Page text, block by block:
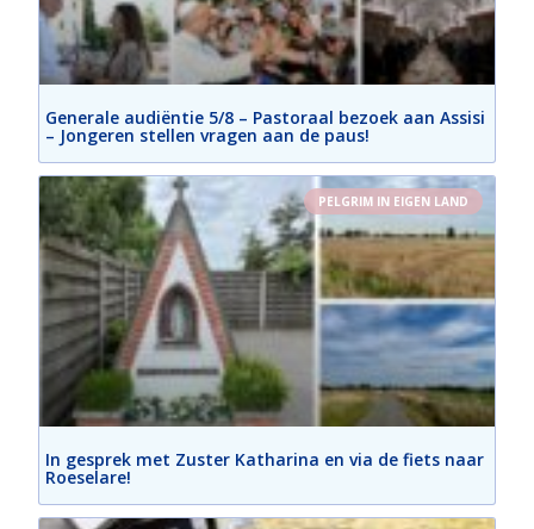
Generale audiëntie 5/8 – Pastoraal bezoek aan Assisi
– Jongeren stellen vragen aan de paus!
PELGRIM IN EIGEN LAND
In gesprek met Zuster Katharina en via de fiets naar
Roeselare!